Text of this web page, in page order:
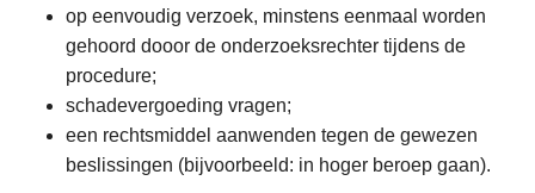
op eenvoudig verzoek, minstens eenmaal worden
gehoord dooor de onderzoeksrechter tijdens de
procedure;
schadevergoeding vragen;
een rechtsmiddel aanwenden tegen de gewezen
beslissingen (bijvoorbeeld: in hoger beroep gaan).